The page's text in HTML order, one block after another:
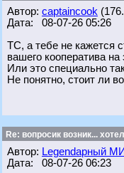
Автор: captaincook
Дата: 08-07-26 05:26
ТС, а тебе не кажется
вашего кооператива
Или это специально
Не понятно, стоит ли
Re: вопросик возник...
Автор: Legendарный
Дата: 08-07-26 06:23